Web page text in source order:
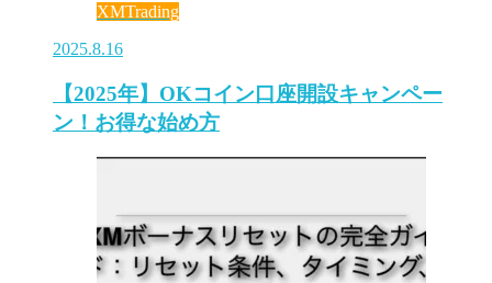
XMTrading
2025.8.16
【2025年】OKコイン口座開設キャンペー
ン！お得な始め方